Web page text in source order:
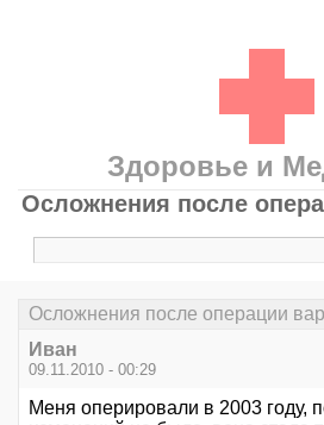
Здоровье и
Осложнения после
Осложнения после операции
Иван
09.11.2010 - 00:29
Меня оперировали в 2003 году,